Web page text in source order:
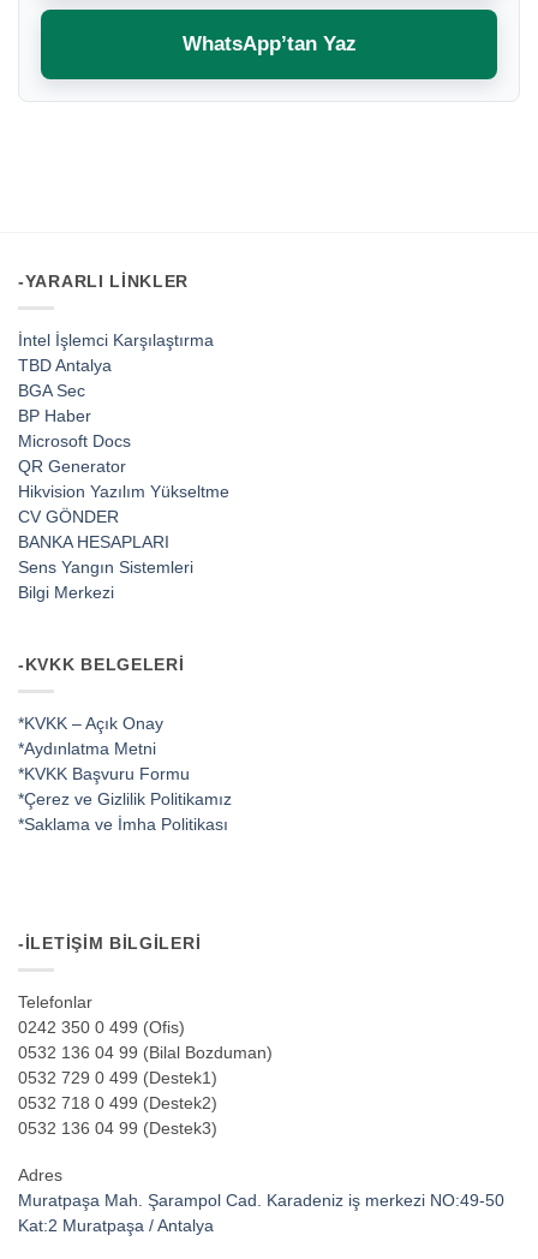
WhatsApp’tan Yaz
-YARARLI LINKLER
İntel İşlemci Karşılaştırma
TBD Antalya
BGA Sec
BP Haber
Microsoft Docs
QR Generator
Hikvision Yazılım Yükseltme
CV GÖNDER
BANKA HESAPLARI
Sens Yangın Sistemleri
Bilgi Merkezi
-KVKK BELGELERI
*KVKK – Açık Onay
*Aydınlatma Metni
*KVKK Başvuru Formu
*Çerez ve Gizlilik Politikamız
*Saklama ve İmha Politikası
-İLETIŞIM BILGILERI
Telefonlar
0242 350 0 499 (Ofis)
0532 136 04 99 (Bilal Bozduman)
0532 729 0 499 (Destek1)
0532 718 0 499 (Destek2)
0532 136 04 99 (Destek3)
Adres
Muratpaşa Mah. Şarampol Cad. Karadeniz iş merkezi NO:49-50
Kat:2 Muratpaşa / Antalya